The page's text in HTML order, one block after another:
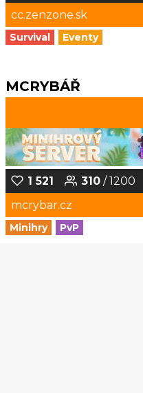
cc.zenzone.sk
Survival Eventy
MCRYBÁŘ
1 521 310 / 1200
mcrybar.cz
Minihry PvP